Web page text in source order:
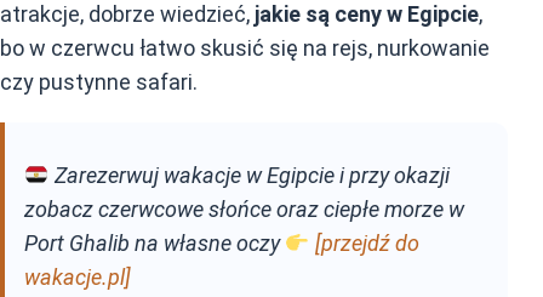
atrakcje, dobrze wiedzieć, jakie są ceny w Egipcie,
bo w czerwcu łatwo skusić się na rejs, nurkowanie
czy pustynne safari.
Zarezerwuj wakacje w Egipcie i przy okazji
zobacz czerwcowe słońce oraz ciepłe morze w
Port Ghalib na własne oczy
[przejdź do
wakacje.pl]